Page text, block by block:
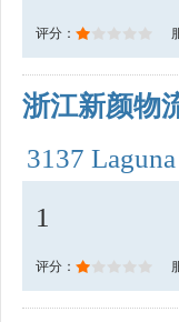
评分：
浙江新颜物
3137
1
评分：